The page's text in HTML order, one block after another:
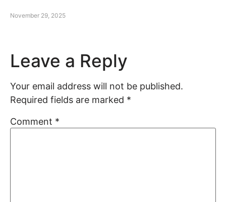
November 29, 2025
Leave a Reply
Your email address will not be published.
Required fields are marked *
Comment *